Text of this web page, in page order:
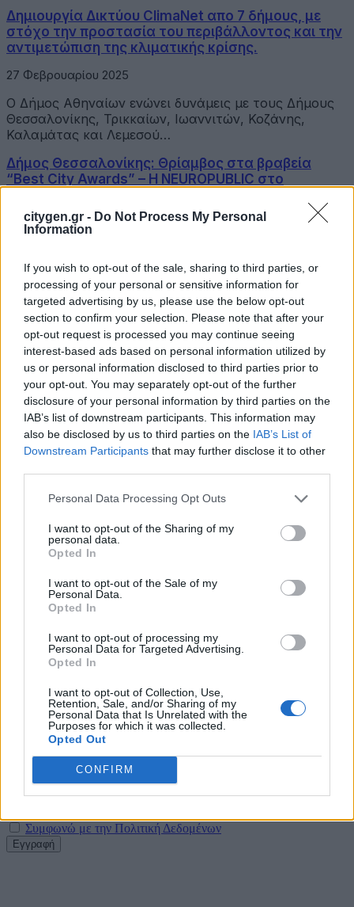
citygen.gr - Do Not Process My Personal
Information
If you wish to opt-out of the sale, sharing to third parties, or
processing of your personal or sensitive information for
targeted advertising by us, please use the below opt-out
section to confirm your selection. Please note that after your
opt-out request is processed you may continue seeing
interest-based ads based on personal information utilized by
us or personal information disclosed to third parties prior to
your opt-out. You may separately opt-out of the further
disclosure of your personal information by third parties on the
IAB’s list of downstream participants. This information may
also be disclosed by us to third parties on the IAB’s List of
Downstream Participants that may further disclose it to other
Personal Data Processing Opt Outs
I want to opt-out of the Sharing of my
personal data.
Opted In
I want to opt-out of the Sale of my
Personal Data.
Opted In
I want to opt-out of processing my
Personal Data for Targeted Advertising.
Opted In
I want to opt-out of Collection, Use,
Retention, Sale, and/or Sharing of my
Personal Data that Is Unrelated with the
Purposes for which it was collected.
Opted Out
CONFIRM
Δημιουργία Δικτύου ClimaNet απο 7 δήμους, με
στόχο την προστασία του περιβάλλοντος και την
αντιμετώπιση της κλιματικής κρίσης.
27 Φεβρουαρίου 2025
Ο Δήμος Αθηναίων ενώνει δυνάμεις με τους Δήμους
Θεσσαλονίκης, Τρικκαίων, Ιωαννιτών, Κοζάνης,
Καλαμάτας και Λεμεσού…
Δήμος Θεσσαλονίκης: Θρίαμβος στα βραβεία
“Best City Awards” – Η NEUROPUBLIC στο
31 Ιανουαρίου 2025
OF THE YEAR στα Best City Awards, απέφερε στον…
Latest Posts
Επιμελητήριο Αχαΐας: Πρόταση για τη δημιουργία
Δικτύου Γαλάζιας Οικονομίας Δυτικής Ελλάδας
3 Αυγούστου 2026
Συντονισμένες δράσεις, κοινός στόχος: Ασφαλέστερες
μετακινήσεις για όλους
30 Ιουλίου 2026
ENDLESS EC: Δυναμική Ανάπτυξη με επίκεντρο τη
30 Ιουλίου 2026
Συνεργασία της ΦΩΤΟΚΥΚΛΩΣΗ Α.Ε. με τον Δήμο
Μεγαρέων
Περιφέρεια Αττικής: Υπεγράφη η σύμβαση κατασκευής
29 Ιουλίου 2026
Newsletter Citygen.gr
Λάβετε όλα τα τελευταία νέα από τον χώρο της Πολιτικής
Προστασίας, του ESG, του Green Business και των ΟΤΑ
Συμφωνώ με την Πολιτική Δεδομένων